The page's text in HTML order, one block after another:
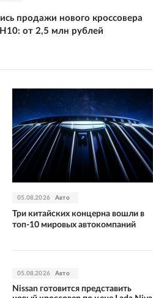
продажи нового кроссовера
от 2,5 млн рублей
05.08.2026 Авто
Три китайских концерна вошли в
топ-10 мировых автокомпаний
05.08.2026 Авто
Nissan готовится представить